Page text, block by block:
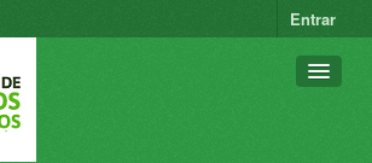
Entrar